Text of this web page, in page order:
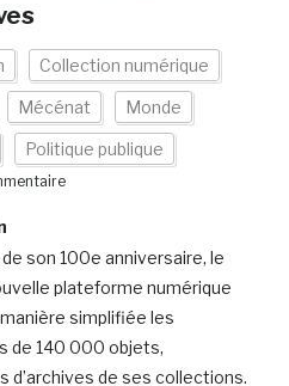
Collection numérique
Mécénat Monde
Politique publique
son 100e anniversaire, le
plateforme numérique
simplifiée les
de 140 000 objets,
de ses collections.